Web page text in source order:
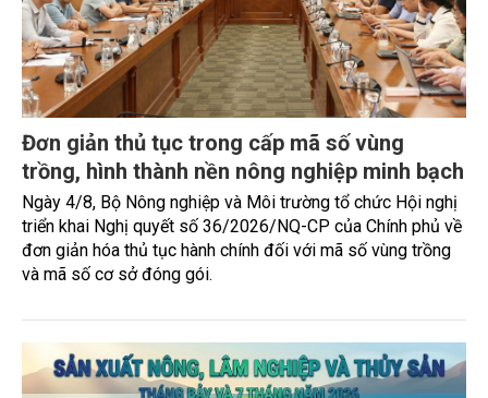
công nghệ và chuyển đổi số đang trở thành hướng đi quan
trọng để các làng nghề nâng cao sức cạnh tranh, mở rộng
thị trường và phát triển bền vững. Tại làng gốm Phù Lãng,
xã Phù Lãng, tỉnh Bắc Ninh, nhiều nghệ nhân và cơ sở sản
xuất đã chủ động đổi mới tư duy, đầu tư công nghệ, xây
dựng thương hiệu trên nền tảng giá trị truyền thống.
TIN TỨC